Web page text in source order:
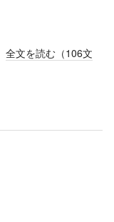
全文を読む（106文